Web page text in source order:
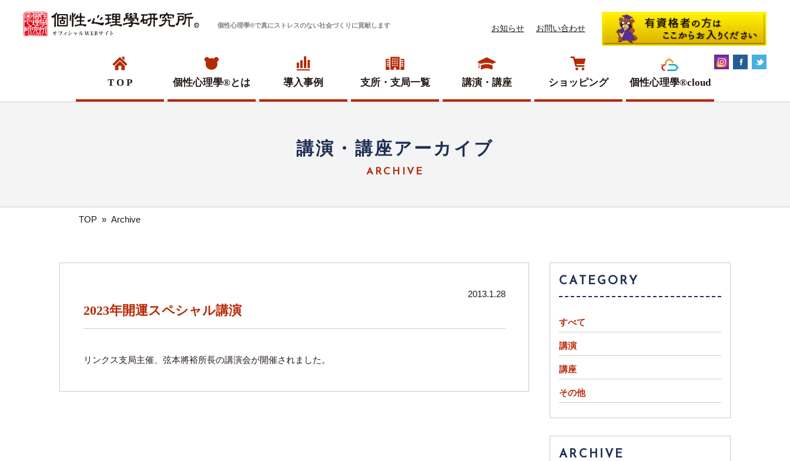
個性心理學®で真にストレスのない社会づくりに貢献します お知らせ お問い合わせ
T O P 個性心理學®とは 導入事例 支所・ 支局一覧 講演・講座 ショッピング 個性心理學®cloud
講演・講座アーカイブ
ARCHIVE
TOP » Archive
2013.1.28
2023年開運スペシャル講演
リンクス支局主催、弦本將裕所長の講演会が開催されました。
CATEGORY
すべて
講演
講座
その他
ARCHIVE